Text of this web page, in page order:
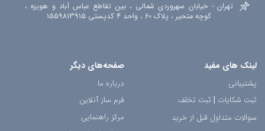
تهران - خیابان سهروردی شمالی ، بین تقاطع عباس آباد و هویزه ،
کوچه متحیر ، پلاک 60 ، واحد 4 کدپستی 1559813915
لینک های مفید
پشتیبانی
ثبت شکایات | ثبت تخلف
سوالات متداول قبل از خرید
صفحه‌های دیگر
درباره ما
فرم ساز آنلاین
مرکز راهنمایی